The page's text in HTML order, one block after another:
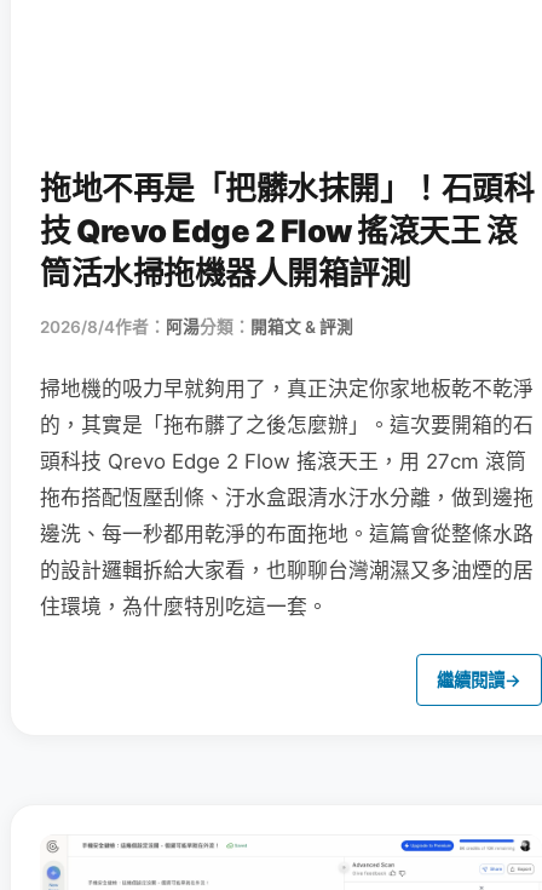
拖地不再是「把髒水抹開」！石頭科
技 Qrevo Edge 2 Flow 搖滾天王 滾
筒活水掃拖機器人開箱評測
2026/8/4作者： 阿湯分類： 開箱文 & 評測
掃地機的吸力早就夠用了，真正決定你家地板乾不乾淨
的，其實是「拖布髒了之後怎麼辦」。這次要開箱的石
頭科技 Qrevo Edge 2 Flow 搖滾天王，用 27cm 滾筒
拖布搭配恆壓刮條、汙水盒跟清水汙水分離，做到邊拖
邊洗、每一秒都用乾淨的布面拖地。這篇會從整條水路
的設計邏輯拆給大家看，也聊聊台灣潮濕又多油煙的居
住環境，為什麼特別吃這一套。
繼續閱讀→